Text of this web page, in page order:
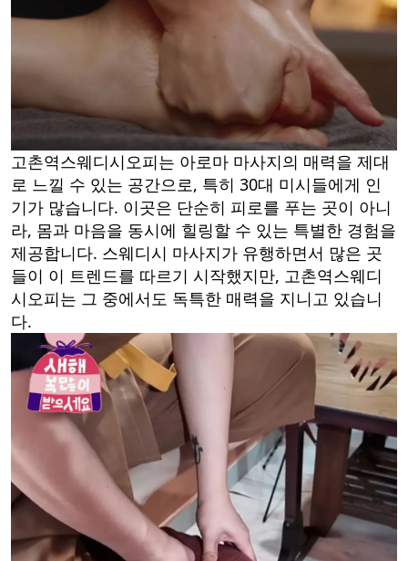
고촌역스웨디시오피는 아로마 마사지의 매력을 제대
로 느낄 수 있는 공간으로, 특히 30대 미시들에게 인
기가 많습니다. 이곳은 단순히 피로를 푸는 곳이 아니
라, 몸과 마음을 동시에 힐링할 수 있는 특별한 경험을
제공합니다. 스웨디시 마사지가 유행하면서 많은 곳
들이 이 트렌드를 따르기 시작했지만, 고촌역스웨디
시오피는 그 중에서도 독특한 매력을 지니고 있습니
다.